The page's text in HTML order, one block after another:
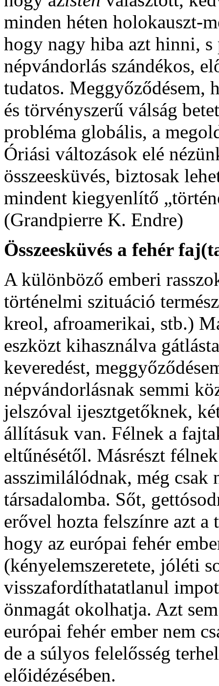
minden héten holokauszt-
hogy nagy hiba azt hinni, s
népvándorlás szándékos,
tudatos. Meggyőződésem,
és törvényszerű válság
probléma globális, a
Óriási változások elé
összeesküvés, biztosak
mindent kiegyenlítő
(Grandpierre K. Endre)
Összeesküvés a fehér
A különböző emberi
történelmi szituáció
kreol, afroamerikai, stb.)
eszközt kihasználva
keveredést,
népvándorlásnak semmi
jelszóval ijesztgetőknek,
állításuk van. Félnek a
eltűnésétől. Másrészt
asszimilálódnak, még csak
társadalomba. Sőt,
erővel hozta felszínre azt
hogy az európai fehér
(kényelemszeretete, jóléti
visszafordíthatatlanul
önmagát okolhatja. Azt
európai fehér ember nem
de a súlyos felelősség
előidézésében.